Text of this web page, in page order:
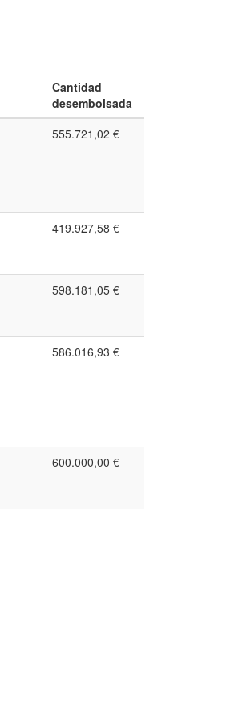
Cantidad
desembolsada
555.721,02 €
419.927,58 €
598.181,05 €
586.016,93 €
600.000,00 €